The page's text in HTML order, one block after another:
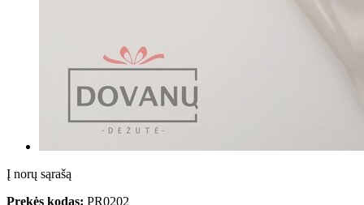
Į norų sąrašą
Prekės kodas: PR0202